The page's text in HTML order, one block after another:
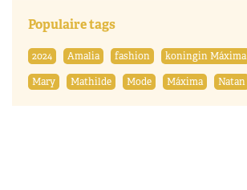
Populaire tags
2024 Amalia fashion koningin Máxima
Mary
Mathilde Mode Máxima Natan